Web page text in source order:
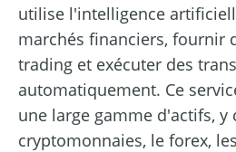
utilise l'intelligence
marchés financiers, fournir
trading et exécuter des
automatiquement. Ce
une large gamme d'actifs, y
cryptomonnaies, le forex,